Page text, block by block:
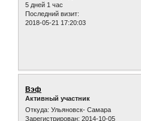
5 дней 1 час
Последний визит:
2018-05-21 17:20:03
Вэф
Активный участник
Откуда: Ульяновск- Самара
Зарегистрирован: 2014-10-05